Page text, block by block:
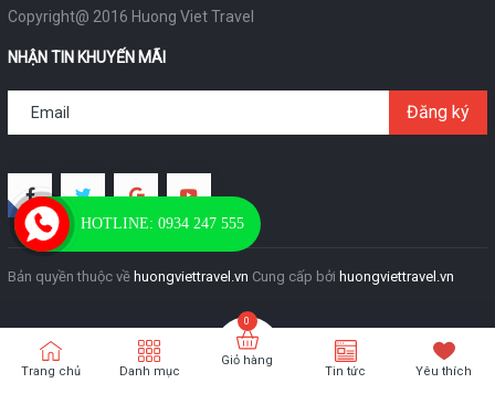
HOTLINE: 0934 247 555
Copyright@ 2016 Huong Viet Travel
NHẬN TIN KHUYẾN MÃI
Đăng ký
Bản quyền thuộc về huongviettravel.vn Cung cấp bởi huongviettravel.vn
Trang chủ Danh mục
Giỏ hàng
Tin tức Yêu thích